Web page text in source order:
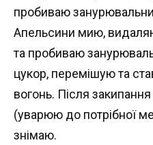
пробиваю
Апельсини мию,
та пробиваю
цукор, перемішую та
вогонь. Після
(уварюю до потрібної
знімаю.